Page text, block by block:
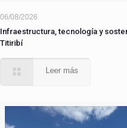
06/08/2026
Infraestructura, tecnología y
Titiribí
Leer más